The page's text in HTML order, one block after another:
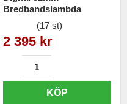
Bredbandslambda
(17 st)
2 395 kr
KÖP